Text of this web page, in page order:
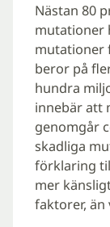
Nästan 80
mutationer
mutationer
beror på
hundra
innebär att
genomgår
skadliga
förklaring
mer
faktorer, än